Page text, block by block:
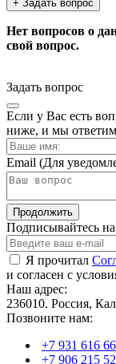
+ Задать вопрос
Нет вопросов о
свой вопрос.
Задать вопрос
Если у Вас есть
ниже, и мы
Email (Для
Продолжить
Подписывайтесь
Я прочитал
и согласен с
Наш адрес:
236010. Россия,
Позвоните нам:
+7 931 616
+7 906 215